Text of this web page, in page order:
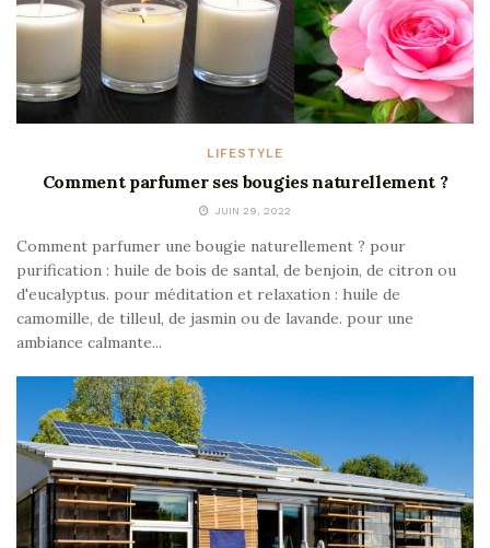
LIFESTYLE
Comment parfumer ses bougies naturellement ?
JUIN 29, 2022
Comment parfumer une bougie naturellement ? pour
purification : huile de bois de santal, de benjoin, de citron ou
d'eucalyptus. pour méditation et relaxation : huile de
camomille, de tilleul, de jasmin ou de lavande. pour une
ambiance calmante...